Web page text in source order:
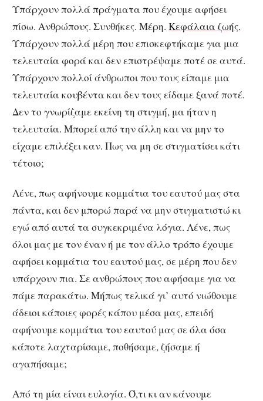
Υπάρχουν πολλά πράγματα που έχουμε αφήσει
πίσω. Ανθρώπους. Συνθήκες. Μέρη. Κεφάλαια ζωής.
Υπάρχουν πολλά μέρη που επισκεφτήκαμε για μια
τελευταία φορά και δεν επιστρέψαμε ποτέ σε αυτά.
Υπάρχουν πολλοί άνθρωποι που τους είπαμε μια
τελευταία κουβέντα και δεν τους είδαμε ξανά ποτέ.
Δεν το γνωρίζαμε εκείνη τη στιγμή, μα ήταν η
τελευταία. Μπορεί από την άλλη και να μην το
είχαμε επιλέξει καν. Πως να μη σε στιγματίσει κάτι
τέτοιο;
Λένε, πως αφήνουμε κομμάτια του εαυτού μας στα
πάντα, και δεν μπορώ παρά να μην στιγματιστώ κι
εγώ από αυτά τα συγκεκριμένα λόγια. Λένε, πως
όλοι μας με τον έναν ή με τον άλλο τρόπο έχουμε
αφήσει κομμάτια του εαυτού μας, σε μέρη που δεν
υπάρχουν πια. Σε ανθρώπους που αφήσαμε για να
πάμε παρακάτω. Μήπως τελικά γι’ αυτό νιώθουμε
άδειοι κάποιες φορές κάπου μέσα μας, επειδή
αφήνουμε κομμάτια του εαυτού μας σε όλα όσα
κάποτε λαχταρίσαμε, ποθήσαμε, ζήσαμε ή
αγαπήσαμε;
Από τη μία είναι ευλογία. Ό,τι κι αν κάνουμε